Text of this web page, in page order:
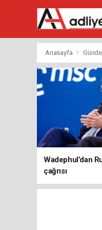
Anasayfa
Wadephul’dan
çağrısı